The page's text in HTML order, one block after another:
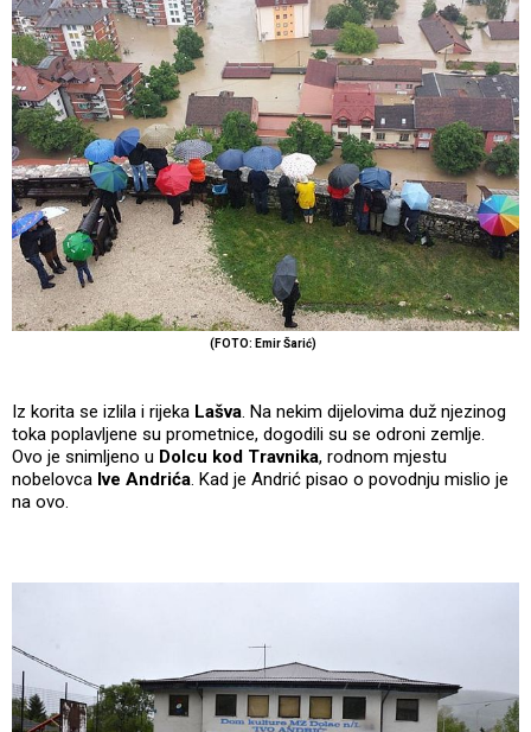
(FOTO: Emir Šarić)
Iz korita se izlila i rijeka Lašva. Na nekim dijelovima duž njezinog
toka poplavljene su prometnice, dogodili su se odroni zemlje.
Ovo je snimljeno u Dolcu kod Travnika, rodnom mjestu
nobelovca Ive Andrića. Kad je Andrić pisao o povodnju mislio je
na ovo.